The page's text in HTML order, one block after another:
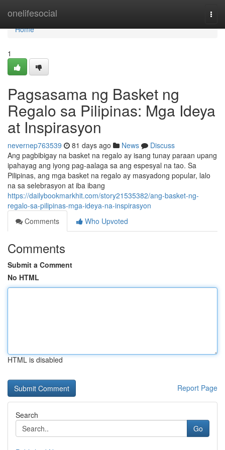
onelifesocial
Home
Home
1
Pagsasama ng Basket ng
Regalo sa Pilipinas: Mga Ideya
at Inspirasyon
nevernep763539 81 days ago News
Discuss
Ang pagbibigay na basket na regalo ay isang tunay paraan upang
ipahayag ang iyong pag-aalaga sa ang espesyal na tao. Sa
Pilipinas, ang mga basket na regalo ay masyadong popular, lalo
na sa selebrasyon at iba ibang
https://dailybookmarkhit.com/story21535382/ang-basket-ng-
regalo-sa-pilipinas-mga-ideya-na-inspirasyon
Comments
Who Upvoted
Comments
Submit a Comment
No HTML
HTML is disabled
Report Page
Search
Go